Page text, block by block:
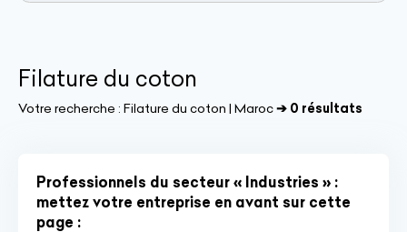
Filature du coton
Votre recherche : Filature du coton | Maroc➔ 0 résultats
Professionnels du secteur « Industries » :
mettez votre entreprise en avant sur cette
page :